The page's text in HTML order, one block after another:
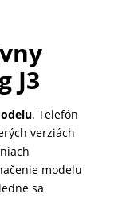
J3
. Telefón
verziách
modelu
sa